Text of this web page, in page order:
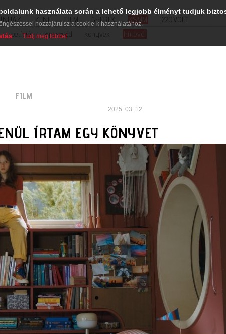
ZENE FILM GYEREK KSMM
220VOLT
petíció lapcsalád könyvek hírlevél
FILM
2025. 03. 12.
ÍRTAM EGY KÖNYVET
használata során a lehető legjobb élményt tudjuk
hozzájárulsz a cookie-k használatához.
Tudj meg többet